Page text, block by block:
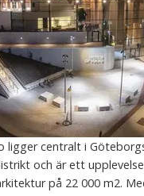
ligger centralt i
och är ett
på 22 000 m2.